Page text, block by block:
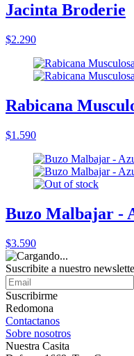
Jacinta Broderie
$2.290
Rabicana
$1.590
Buzo Malbajar -
$3.590
Suscribite a nuestro
Suscribirme
Redomona
Contactanos
Sobre nosotros
Nuestra Casita